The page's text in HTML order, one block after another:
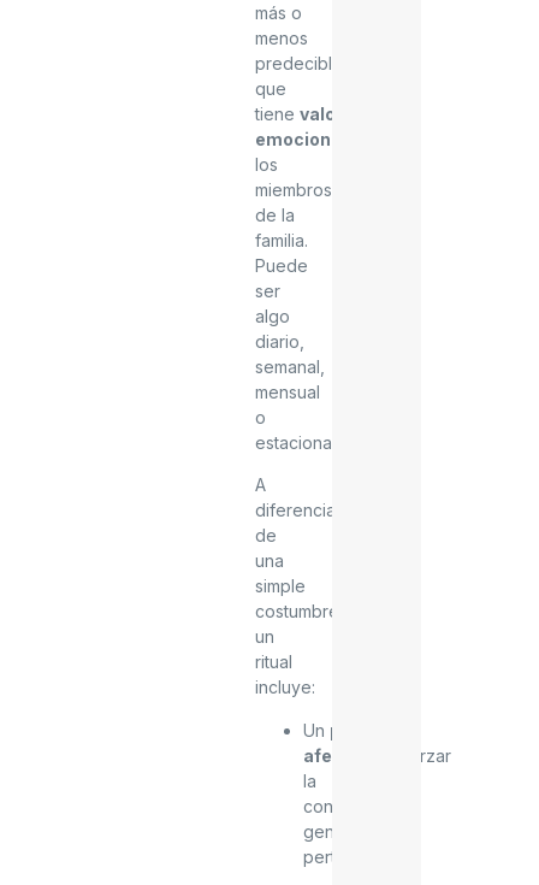
más o
menos
predecible,
que
tienevalor
emocional
los
miembros
de la
familia.
Puede
ser
algo
diario,
semanal,
mensual
o
estacional.
A
diferencia
de
una
simple
costumbre,
un
ritual
incluye:
Un propósito
afectivo
(reforzar
la
conexión,
generar
pertenencia).